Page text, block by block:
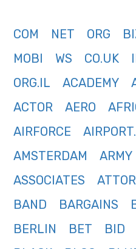
COM NET ORG
MOBI
WS CO.UK
ORG.IL
ACADEMY
ACTOR
AERO
AIRFORCE
AMSTERDAM
ARMY
ASSOCIATES
BAND
BARGAINS
BERLIN
BET BID